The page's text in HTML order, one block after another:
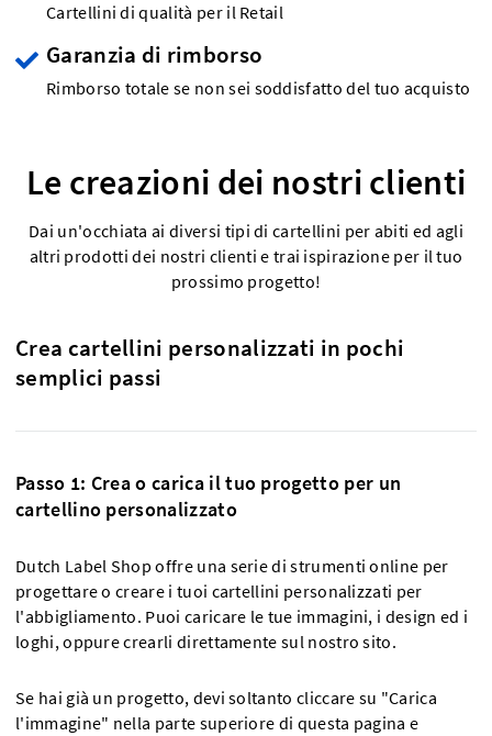
Cartellini di qualità per il Retail
Garanzia di rimborso
Rimborso totale se non sei soddisfatto del tuo acquisto
Le creazioni dei nostri clienti
Dai un'occhiata ai diversi tipi di cartellini per abiti ed agli
altri prodotti dei nostri clienti e trai ispirazione per il tuo
prossimo progetto!
Crea cartellini personalizzati in pochi
semplici passi
Passo 1: Crea o carica il tuo progetto per un
cartellino personalizzato
Dutch Label Shop offre una serie di strumenti online per
progettare o creare i tuoi cartellini personalizzati per
l'abbigliamento. Puoi caricare le tue immagini, i design ed i
loghi, oppure crearli direttamente sul nostro sito.
Se hai già un progetto, devi soltanto cliccare su "Carica
l'immagine" nella parte superiore di questa pagina e